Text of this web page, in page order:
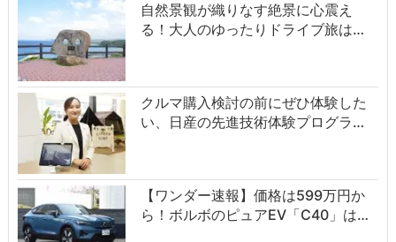
自然景観が織りなす絶景に心震え
る！大人のゆったりドライブ旅は…
クルマ購入検討の前にぜひ体験した
い、日産の先進技術体験プログラ…
【ワンダー速報】価格は599万円か
ら！ボルボのピュアEV「C40」は…